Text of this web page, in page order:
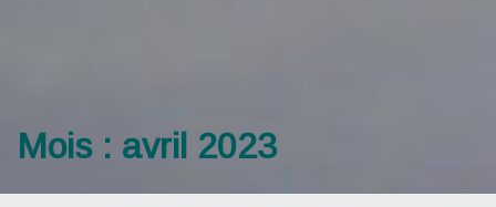
Mois : avril 2023